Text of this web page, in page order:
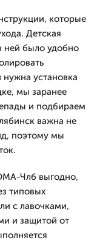
которые
Детская
ней было удобно
нужна установка
мы заранее
и подбираем
важна не
поэтому мы
Члб выгодно,
типовых
с лавочками,
и защитой от